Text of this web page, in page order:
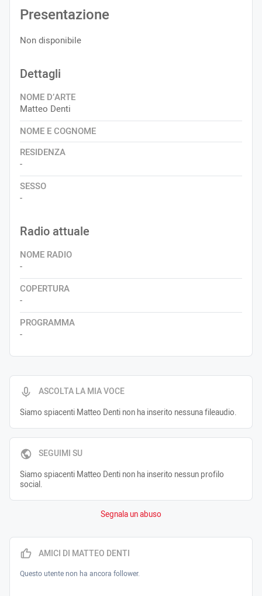
ASCOLTA LA MIA VOCE
Siamo spiacenti Matteo Denti non ha inserito nessuna fileaudio.
SEGUIMI SU
Siamo spiacenti Matteo Denti non ha inserito nessun profilo
social.
Segnala un abuso
Presentazione
Non disponibile
Dettagli
NOME D’ARTE
Matteo Denti
NOME E COGNOME
RESIDENZA
-
SESSO
-
Radio attuale
NOME RADIO
-
COPERTURA
-
PROGRAMMA
-
AMICI DI MATTEO DENTI
Questo utente non ha ancora follower.